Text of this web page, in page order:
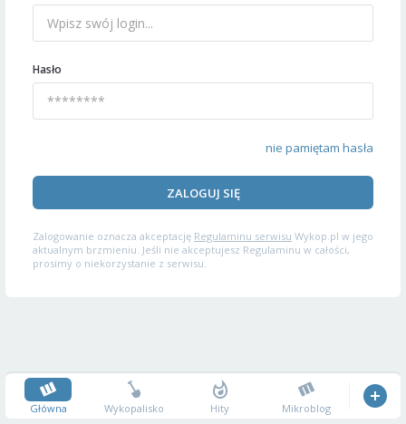
Hasło
nie pamiętam hasła
ZALOGUJ SIĘ
Zalogowanie oznacza akceptację Regulaminu serwisu Wykop.pl w jego
aktualnym brzmieniu. Jeśli nie akceptujesz Regulaminu w całości,
prosimy o niekorzystanie z serwisu.
Główna Wykopalisko Hity Mikroblog